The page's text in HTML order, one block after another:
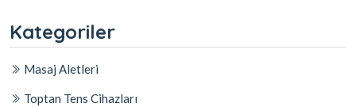
Kategoriler
Masaj Aletleri
Toptan Tens Cihazları